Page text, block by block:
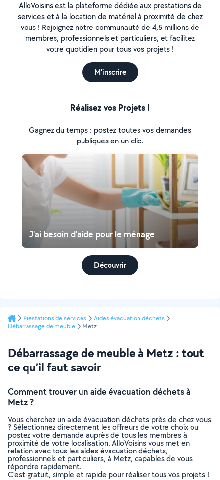
AlloVoisins est la plateforme dédiée aux prestations de
services et à la location de matériel à proximité de chez
vous ! Rejoignez notre communauté de 4,5 millions de
membres, professionnels et particuliers, et facilitez
votre quotidien pour tous vos projets !
M'inscrire
Réalisez vos Projets !
Gagnez du temps : postez toutes vos demandes
publiques en un clic.
J'ai besoin d'aide pour le ménage
Découvrir
Prestations de services
Aides évacuation déchets
Débarrassage de meuble
Metz
Débarrassage de meuble à Metz : tout
ce qu’il faut savoir
Comment trouver un aide évacuation déchets à
Metz ?
Vous cherchez un aide évacuation déchets près de chez vous
? Sélectionnez directement les offreurs de votre choix ou
postez votre demande auprès de tous les membres à
proximité de votre localisation. AlloVoisins vous met en
relation avec tous les aides évacuation déchets,
professionnels et particuliers, à Metz, capables de vous
répondre rapidement.
C’est gratuit, simple et rapide pour réaliser tous vos projets !